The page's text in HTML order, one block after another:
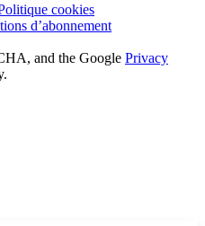
cookies
d’abonnement
and the Google Privacy